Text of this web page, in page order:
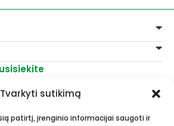
Tvarkyti sutikimą
patirtį, įrenginio informacijai saugoti ir